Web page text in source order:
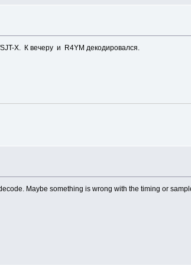
X. К вечеру и R4YM декодировался.
Maybe something is wrong with the timing or